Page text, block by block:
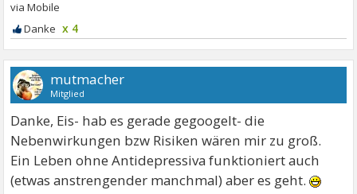
x 4
mutmacher
Mitglied
Danke, Eis- hab es gerade gegoogelt- die
Nebenwirkungen bzw Risiken wären mir zu groß.
Ein Leben ohne Antidepressiva funktioniert auch
(etwas anstrengender manchmal) aber es geht.